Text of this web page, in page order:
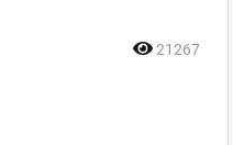
21267